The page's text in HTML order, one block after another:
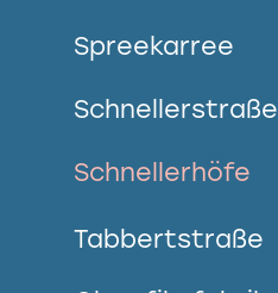
Spreekarree
Schnellerstraße
Schnellerhöfe
Tabbertstraße